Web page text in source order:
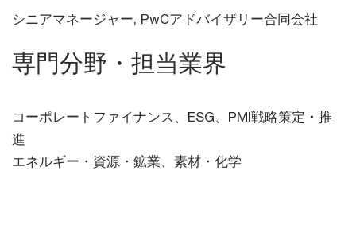
シニアマネージャー, PwCアドバイザリー合同会社
専門分野・担当業界
コーポレートファイナンス、ESG、PMI戦略策定・推
進
エネルギー・資源・鉱業、素材・化学